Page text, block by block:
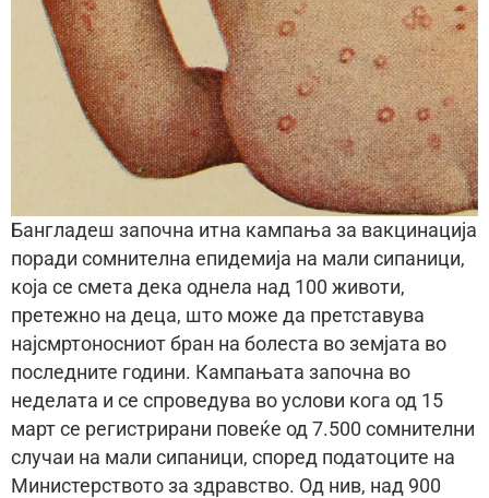
Бангладеш започна итна кампања за вакцинација
поради сомнителна епидемија на мали сипаници,
која се смета дека однела над 100 животи,
претежно на деца, што може да претставува
најсмртоносниот бран на болеста во земјата во
последните години. Кампањата започна во
неделата и се спроведува во услови кога од 15
март се регистрирани повеќе од 7.500 сомнителни
случаи на мали сипаници, според податоците на
Министерството за здравство. Од нив, над 900